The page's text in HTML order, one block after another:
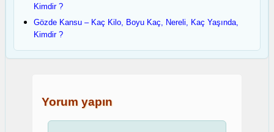
Kimdir ?
Gözde Kansu – Kaç Kilo, Boyu Kaç, Nereli, Kaç Yaşında,
Kimdir ?
Yorum yapın
Yorum